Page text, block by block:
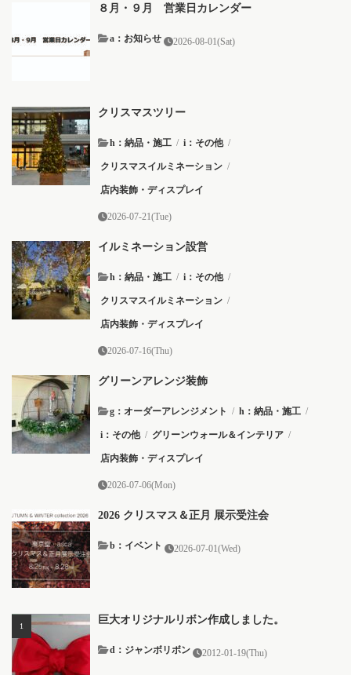
８月・９月 営業日カレンダー
a：お知らせ 2026-08-01(Sat)
クリスマスツリー
h：納品・施工 / i：その他 /
クリスマスイルミネーション /
店内装飾・ディスプレイ
2026-07-21(Tue)
イルミネーション設営
h：納品・施工 / i：その他 /
クリスマスイルミネーション /
店内装飾・ディスプレイ
2026-07-16(Thu)
グリーンアレンジ装飾
g：オーダーアレンジメント / h：納品・施工 /
i：その他 / グリーンウォール＆インテリア /
店内装飾・ディスプレイ
2026-07-06(Mon)
2026 クリスマス＆正月 展示受注会
b：イベント 2026-07-01(Wed)
巨大オリジナルリボン作成しました。
2012-01-19(Thu)
d：ジャンボリボン